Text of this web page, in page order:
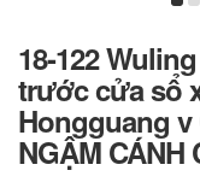
18-122
trước cửa sổ
Hongguang v
NGẬM CÁNH